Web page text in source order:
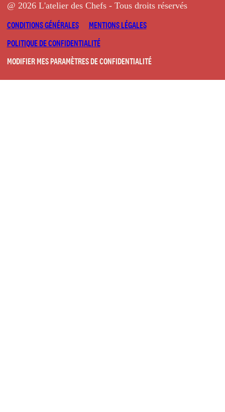
@ 2026 L'atelier des Chefs - Tous droits réservés
CONDITIONS GÉNÉRALES
MENTIONS LÉGALES
POLITIQUE DE CONFIDENTIALITÉ
MODIFIER MES PARAMÈTRES DE CONFIDENTIALITÉ